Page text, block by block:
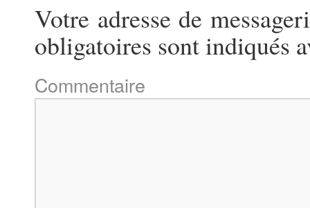
Votre adresse de
obligatoires sont indiqués
Commentaire